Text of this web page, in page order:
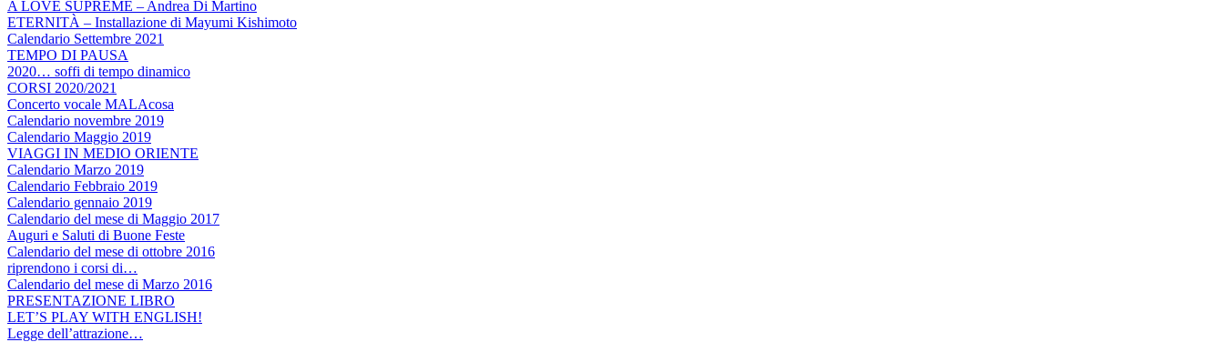
A LOVE SUPREME – Andrea Di Martino
ETERNITÀ – Installazione di Mayumi Kishimoto
Calendario Settembre 2021
TEMPO DI PAUSA
2020… soffi di tempo dinamico
CORSI 2020/2021
Concerto vocale MALAcosa
Calendario novembre 2019
Calendario Maggio 2019
VIAGGI IN MEDIO ORIENTE
Calendario Marzo 2019
Calendario Febbraio 2019
Calendario gennaio 2019
Calendario del mese di Maggio 2017
Auguri e Saluti di Buone Feste
Calendario del mese di ottobre 2016
riprendono i corsi di…
Calendario del mese di Marzo 2016
PRESENTAZIONE LIBRO
LET’S PLAY WITH ENGLISH!
Legge dell’attrazione…